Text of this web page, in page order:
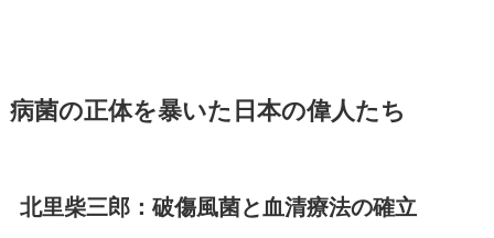
病菌の正体を暴いた日本の偉人たち
北里柴三郎：破傷風菌と血清療法の確立